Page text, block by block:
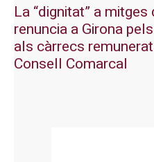
La “dignitat” a
renuncia a Girona
als càrrecs
Consell Comarcal